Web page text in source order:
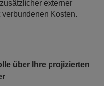
externer
Kosten.
über Ihre projizierten